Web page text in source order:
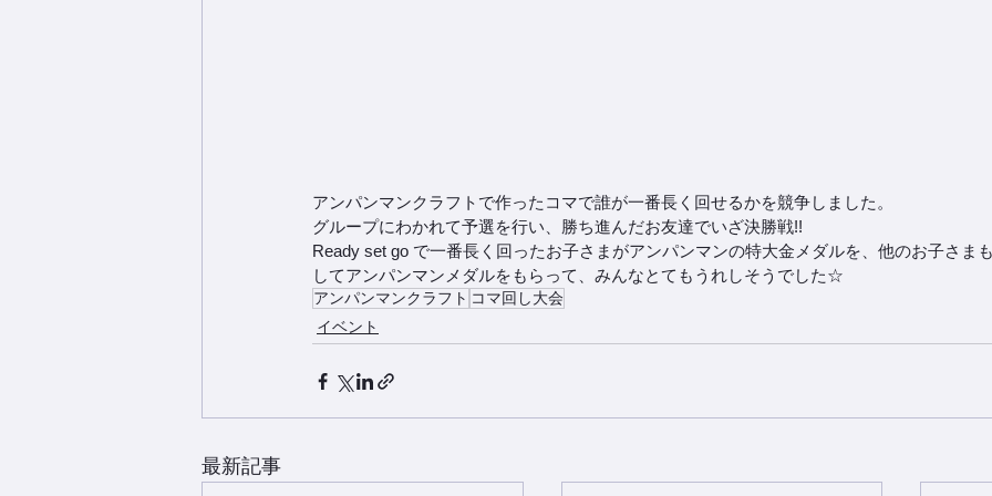
アンパンマンクラフトで作ったコマで誰が一番長く回せるかを競争しました。
グループにわかれて予選を行い、勝ち進んだお友達でいざ決勝戦!!
Ready set go で一番長く回ったお子さまがアンパンマンの特大金メダルを、他のお子さま
してアンパンマンメダルをもらって、みんなとてもうれしそうでした☆
アンパンマンクラフト コマ回し大会
イベント
最新記事